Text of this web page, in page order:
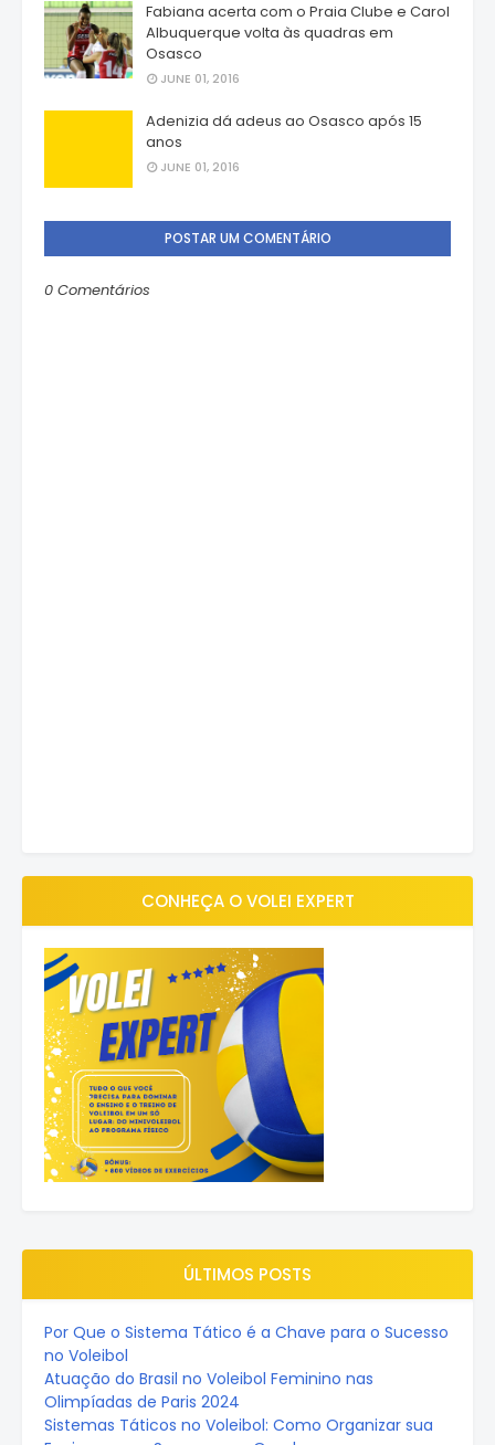
Fabiana acerta com o Praia Clube e Carol
Albuquerque volta às quadras em
Osasco
JUNE 01, 2016
Adenizia dá adeus ao Osasco após 15
anos
JUNE 01, 2016
POSTAR UM COMENTÁRIO
0 Comentários
CONHEÇA O VOLEI EXPERT
ÚLTIMOS POSTS
Por Que o Sistema Tático é a Chave para o Sucesso
no Voleibol
Atuação do Brasil no Voleibol Feminino nas
Olimpíadas de Paris 2024
Sistemas Táticos no Voleibol: Como Organizar sua